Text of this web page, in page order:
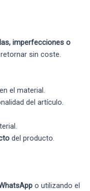
imperfecciones o
sin coste.
el material.
del artículo.
del producto.
o utilizando el